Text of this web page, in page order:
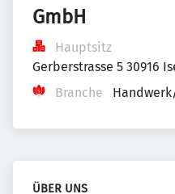
GmbH
Hauptsitz
Gerberstrasse 5 30916
Branche
ÜBER UNS